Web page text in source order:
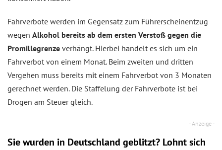
Fahrverbote werden im Gegensatz zum Führerscheinentzug
wegen Alkohol bereits ab dem ersten Verstoß gegen die
Promillegrenze verhängt. Hierbei handelt es sich um ein
Fahrverbot von einem Monat. Beim zweiten und dritten
Vergehen muss bereits mit einem Fahrverbot von 3 Monaten
gerechnet werden. Die Staffelung der Fahrverbote ist bei
Drogen am Steuer gleich.
Sie wurden in Deutschland geblitzt? Lohnt sich